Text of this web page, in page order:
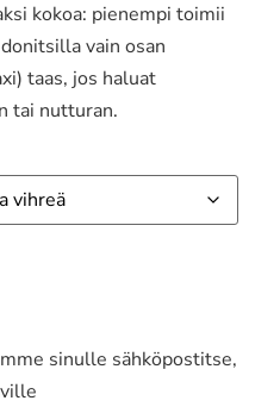
kokoa: pienempi toimii
vain osan
taas, jos haluat
tai nutturan.
sinulle sähköpostitse,